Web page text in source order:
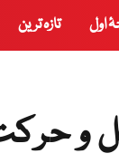
اول تازہ ترین
و